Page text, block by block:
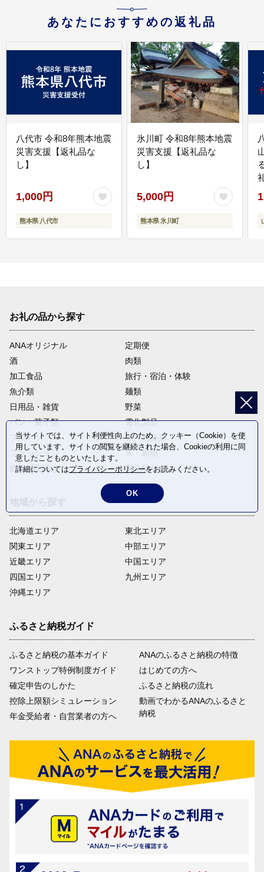
あなたにおすすめの返礼品
八代市 令和8年熊本地震
災害支援【返礼品な
し】
1,000円
熊本県 八代市
氷川町 令和8年熊本地震
災害支援【返礼品な
し】
5,000円
熊本県 氷川町
お礼の品から探す
ANAオリジナル
定期便
酒
肉類
加工食品
旅行・宿泊・体験
魚介類
麺類
日用品・雑貨
野菜
パン・菓子類
電化製品
フルーツ
卵・乳製品
ファッション
米・穀物
飲料(酒以外)
返礼品なし
北海道エリア
関東エリア
近畿エリア
四国エリア
沖縄エリア
東北エリア
中部エリア
中国エリア
九州エリア
ふるさと納税ガイド
ふるさと納税の基本ガイド
ワンストップ特例制度ガイド
確定申告のしかた
控除上限額シミュレーション
年金受給者・自営業者の方へ
ANAのふるさと納税の特徴
はじめての方へ
ふるさと納税の流れ
動画でわかるANAのふるさと
納税
当サイトでは、サイト利便性向上のため、クッキー（Cookie）を使
用しています。サイトの閲覧を継続された場合、Cookieの利用に同
意したことものといたします。
詳細についてはプライバシーポリシーをお読みください。
OK